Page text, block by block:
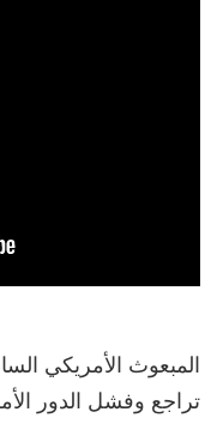
المبعوث الأمريكي
تراجع وفشل الدور